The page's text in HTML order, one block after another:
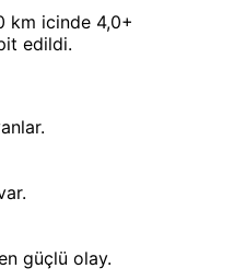
km icinde 4,0+
edildi.
güçlü olay.